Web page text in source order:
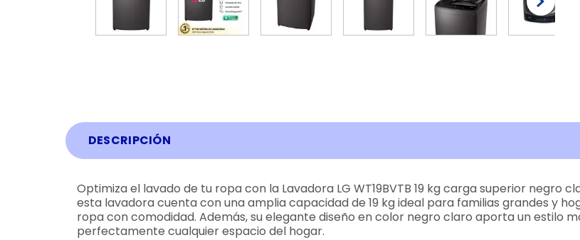
DESCRIPCIÓN
Optimiza el lavado de tu ropa con la Lavadora LG WT19BVTB 19 kg carga superior negro
esta lavadora cuenta con una amplia capacidad de 19 kg ideal para familias grandes y
ropa con comodidad. Además, su elegante diseño en color negro claro aporta un estilo
perfectamente cualquier espacio del hogar.